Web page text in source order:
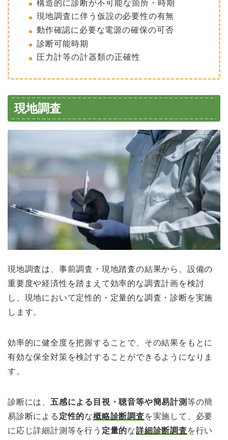
構造的に診断が不可能な箇所・時期
現地調査に伴う 仮設の必要性の有無
動作確認に必要な電源の確保の可否
診断可能時期
圧力計等の計器類の正確性
現地調査
現地調査は、事前調査・現地踏査の結果から、設備の
重要度や経済性を踏まえて効率的な調査計画を検討
し、現地において定性的・定量的な調査・診断を実施
します。
効率的に健全度を把握することで、その結果をもとに
有効な保全対策を検討することができるようになりま
す。
診断には、 五感による目視・聴音等や簡易計測 等の簡
易診断による 定性的な概略診断調査を実施して、必要
に応じ詳細計測等を行う 定量的な詳細診断調査を行い